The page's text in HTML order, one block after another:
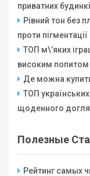
приватних
Рівний тон без
проти пігментації
ТОП м\’яких
високим
Де можна
ТОП
щоденного
Полезные
Рейтинг самых